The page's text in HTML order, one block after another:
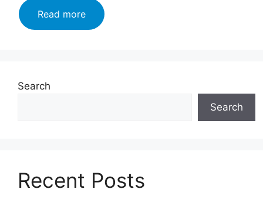
Read moreMaharashtra
Board
Jaipur
Search
Search
Recent Posts